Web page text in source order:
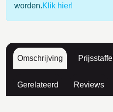
worden.Klik hier!
Omschrijving Prijsstaffel
Gerelateerd Reviews